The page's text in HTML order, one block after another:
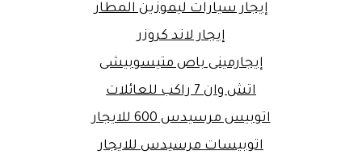
إيجار سيارات ليموزين المطار
إيجار لاند كروزر
إيجارمينى باص متيسوبيشى
اتش وان 7 راكب للعائلات
اتوبيس مرسيدس 600 للايجار
اتوبيسات مرسيدس للايجار